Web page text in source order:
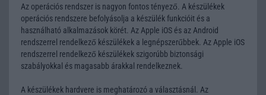
Az operációs rendszer is nagyon fontos tényező. A készülékek
operációs rendszere befolyásolja a készülék funkcióit és a
használható alkalmazások körét. Az Apple iOS és az Android
rendszerrel rendelkező készülékek a legnépszerűbbek. Az Apple iOS
rendszerrel rendelkező készülékek szigorúbb biztonsági
szabályokkal és magasabb árakkal rendelkeznek.
A készülékek hardvere is meghatározó a választásnál. Az